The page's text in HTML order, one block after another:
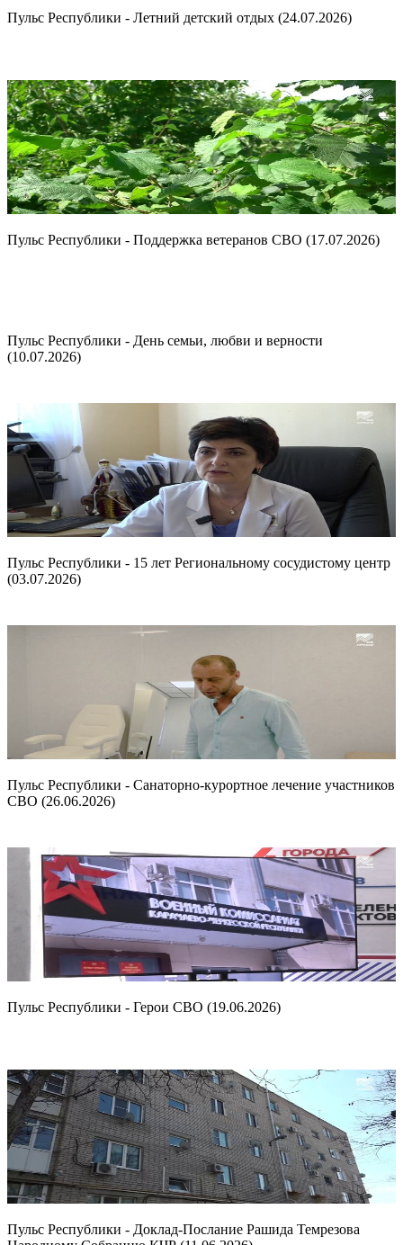
Пульс Республики - Летний детский отдых (24.07.2026)
Пульс Республики - Поддержка ветеранов СВО (17.07.2026)
Пульс Республики - День семьи, любви и верности
(10.07.2026)
Пульс Республики - 15 лет Региональному сосудистому центр
(03.07.2026)
Пульс Республики - Санаторно-курортное лечение участников
СВО (26.06.2026)
Пульс Республики - Герои СВО (19.06.2026)
Пульс Республики - Доклад-Послание Рашида Темрезова